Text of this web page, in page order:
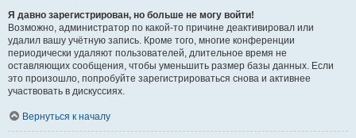
Я давно зарегистрирован, но больше не могу войти!
Возможно, администратор по какой-то причине деактивировал или
удалил вашу учётную запись. Кроме того, многие конференции
периодически удаляют пользователей, длительное время не
оставляющих сообщения, чтобы уменьшить размер базы данных. Если
это произошло, попробуйте зарегистрироваться снова и активнее
участвовать в дискуссиях.
Вернуться к началу